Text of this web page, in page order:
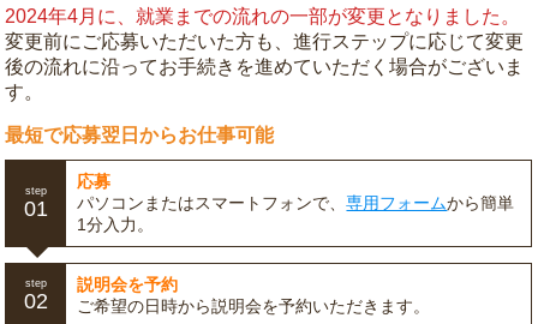
2024年4月に、就業までの流れの一部が変更となりました。
変更前にご応募いただいた方も、進行ステップに応じて変更
後の流れに沿ってお手続きを進めていただく場合がございま
す。
最短で応募翌日からお仕事可能
step
01
応募
パソコンまたはスマートフォンで、専用フォームから簡単
1分入力。
step
02
説明会を予約
ご希望の日時から説明会を予約いただきます。